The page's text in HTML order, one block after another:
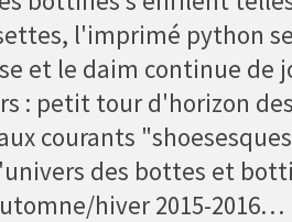
l'imprimé python se
et le daim continue de
: petit tour d'horizon des
courants
des bottes et
hiver 2015-2016…